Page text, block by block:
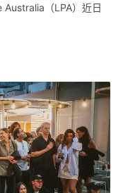
（LPA）近日